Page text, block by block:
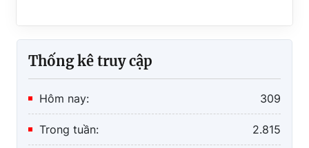
Thống kê truy cập
Hôm nay: 309
Trong tuần: 2.815